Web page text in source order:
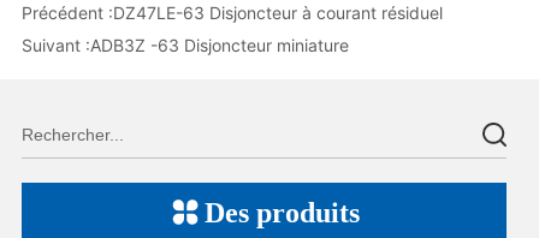
Précédent :DZ47LE-63 Disjoncteur à courant résiduel
Suivant :ADB3Z -63 Disjoncteur miniature
Des produits